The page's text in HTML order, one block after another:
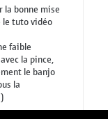
la bonne mise
le tuto vidéo
faible
la pince,
le banjo
la